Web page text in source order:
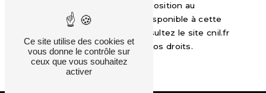
vous inscrire sur la liste d'opposition au
démarchage téléphonique, disponible à cette
. Consultez le site cnil.fr
pour plus d’informations sur vos droits.
Ce site utilise des cookies et
vous donne le contrôle sur
ceux que vous souhaitez
activer